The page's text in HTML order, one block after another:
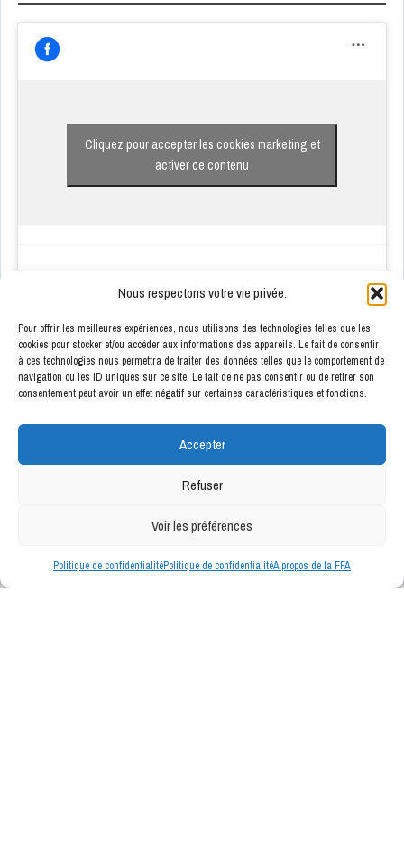
Nous respectons votre vie privée.
Pour offrir les meilleures expériences, nous utilisons des technologies telles que les
cookies pour stocker et/ou accéder aux informations des appareils. Le fait de consentir
à ces technologies nous permettra de traiter des données telles que le comportement de
navigation ou les ID uniques sur ce site. Le fait de ne pas consentir ou de retirer son
consentement peut avoir un effet négatif sur certaines caractéristiques et fonctions.
Accepter
Refuser
Voir les préférences
Politique de confidentialitéPolitique de confidentialitéA propos de la FFA
Cliquez pour accepter les cookies marketing et
activer ce contenu
ENSEIGNES PARTENAIRES